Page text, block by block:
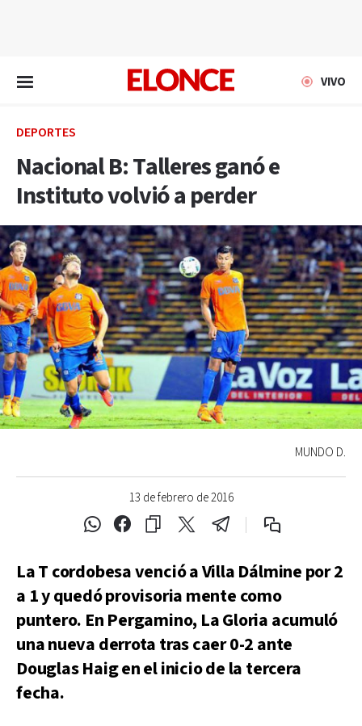
VIVO
DEPORTES
Nacional B: Talleres ganó e
Instituto volvió a perder
13 de febrero de 2016
MUNDO D.
La T cordobesa venció a Villa Dálmine por 2
a 1 y quedó provisoria mente como
puntero. En Pergamino, La Gloria acumuló
una nueva derrota tras caer 0-2 ante
Douglas Haig en el inicio de la tercera
fecha.